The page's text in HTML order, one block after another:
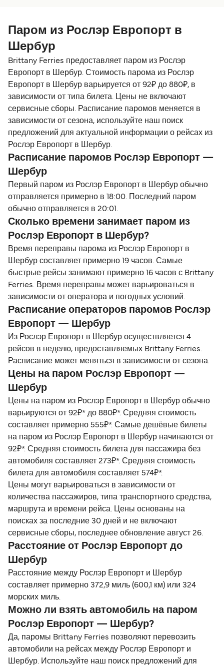
Паром из Рослэр Европорт в
Шербур
Brittany Ferries предоставляет паром из Рослэр
Европорт в Шербур. Стоимость парома из Рослэр
Европорт в Шербур варьируется от 92₽ до 880₽, в
зависимости от типа билета. Цены не включают
сервисные сборы. Расписание паромов меняется в
зависимости от сезона, используйте наш поиск
предложений для актуальной информации о рейсах из
Рослэр Европорт в Шербур.
Расписание паромов Рослэр Европорт —
Шербур
Первый паром из Рослэр Европорт в Шербур обычно
отправляется примерно в 18:00. Последний паром
обычно отправляется в 20:01.
Сколько времени занимает паром из
Рослэр Европорт в Шербур?
Время переправы парома из Рослэр Европорт в
Шербур составляет примерно 19 часов. Самые
быстрые рейсы занимают примерно 16 часов с Brittany
Ferries. Время переправы может варьироваться в
зависимости от оператора и погодных условий.
Расписание операторов паромов Рослэр
Европорт — Шербур
Из Рослэр Европорт в Шербур осуществляется 4
рейсов в неделю, предоставляемых Brittany Ferries.
Расписание может меняться в зависимости от сезона.
Цены на паром Рослэр Европорт —
Шербур
Цены на паром из Рослэр Европорт в Шербур обычно
варьируются от 92₽* до 880₽*. Средняя стоимость
составляет примерно 555₽*. Самые дешёвые билеты
на паром из Рослэр Европорт в Шербур начинаются от
92₽*. Средняя стоимость билета для пассажира без
автомобиля составляет 273₽*. Средняя стоимость
билета для автомобиля составляет 574₽*.
Цены могут варьироваться в зависимости от
количества пассажиров, типа транспортного средства,
маршрута и времени рейса. Цены основаны на
поисках за последние 30 дней и не включают
сервисные сборы, последнее обновление август 26.
Расстояние от Рослэр Европорт до
Шербур
Расстояние между Рослэр Европорт и Шербур
составляет примерно 372,9 миль (600,1 км) или 324
морских миль.
Можно ли взять автомобиль на паром
Рослэр Европорт — Шербур?
Да, паромы Brittany Ferries позволяют перевозить
автомобили на рейсах между Рослэр Европорт и
Шербур. Используйте наш поиск предложений для